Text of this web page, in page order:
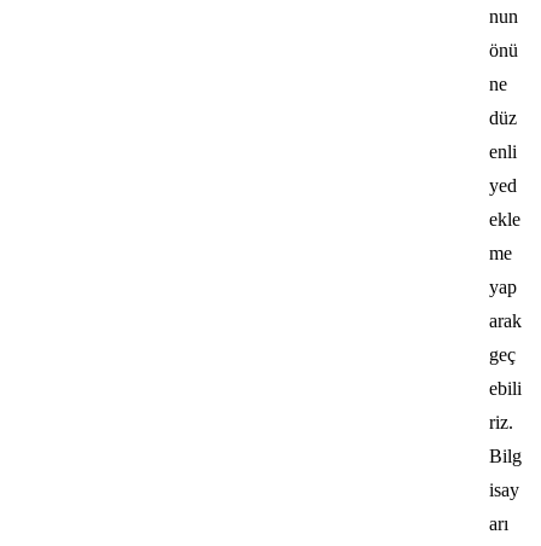
nun
önü
ne
düz
enli
yed
ekle
me
yap
arak
geç
ebili
riz.
Bilg
isay
arı